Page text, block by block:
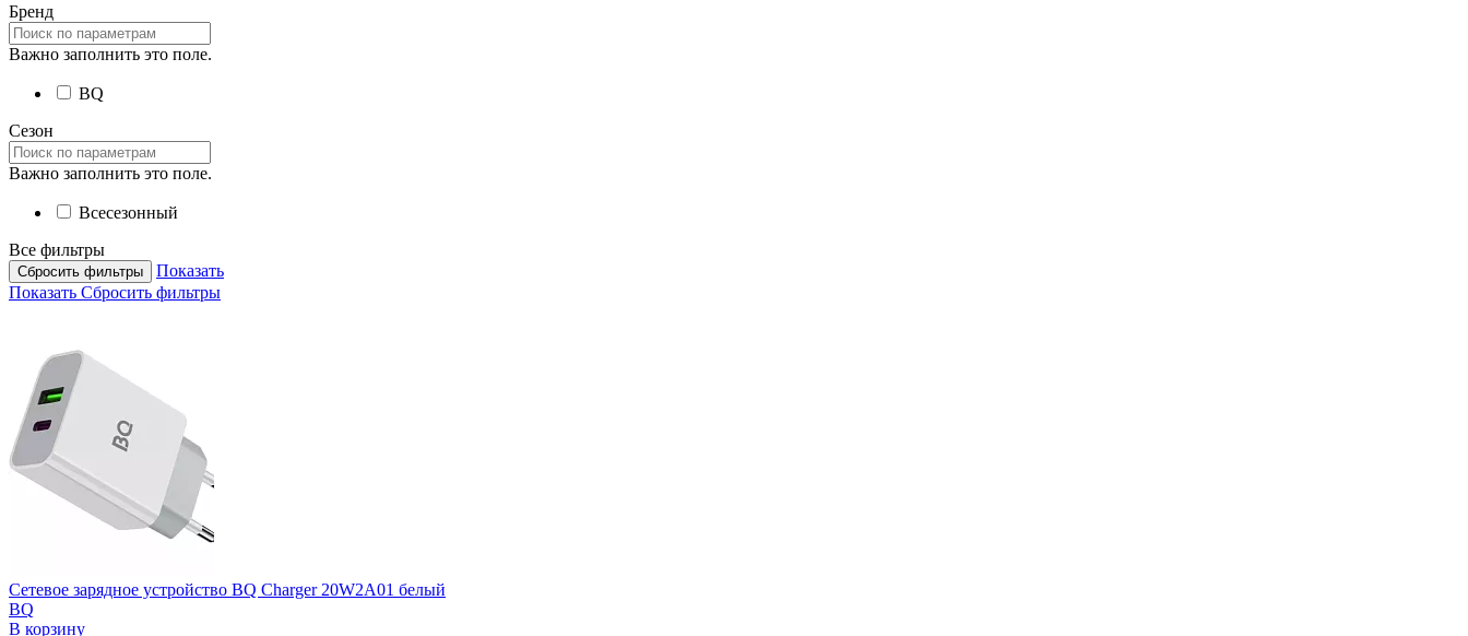
Бренд
Важно заполнить это поле.
BQ
Сезон
Важно заполнить это поле.
Всесезонный
Все фильтры
Сбросить фильтры
Показать
Показать Сбросить фильтры
Сетевое зарядное устройство BQ Charger 20W2A01 белый
BQ
В корзину